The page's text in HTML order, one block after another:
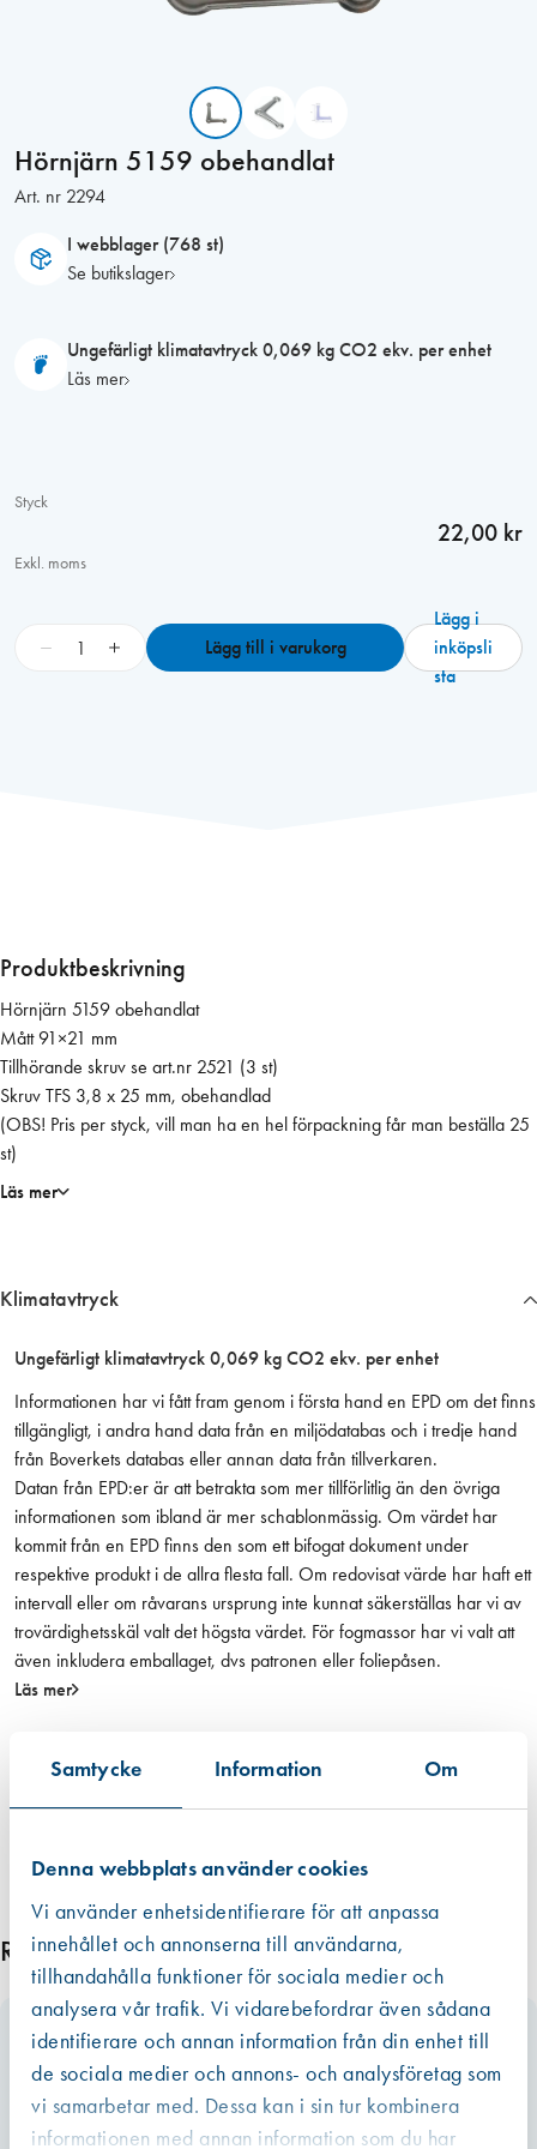
Samtycke Information Om
Denna webbplats använder cookies
Vi använder enhetsidentifierare för att anpassa
innehållet och annonserna till användarna,
tillhandahålla funktioner för sociala medier och
analysera vår trafik. Vi vidarebefordrar även sådana
identifierare och annan information från din enhet till
de sociala medier och annons- och analysföretag som
vi samarbetar med. Dessa kan i sin tur kombinera
informationen med annan information som du har
Hörnjärn 5159 obehandlat
Art. nr 2294
I webblager (768 st)
Se butikslager
Ungefärligt klimatavtryck 0,069 kg CO2 ekv. per enhet
Läs mer
Styck
22,00 kr
Exkl. moms
o
b
e
h
a
n
d
l
ä
g
+ Lägg till i varukorg
Lägg i
inköpsli
sta
Klimatavtryck
Ungefärligt klimatavtryck 0,069 kg CO2 ekv. per enhet
Informationen har vi fått fram genom i första hand en EPD om det finns
tillgängligt, i andra hand data från en miljödatabas och i tredje hand
från Boverkets databas eller annan data från tillverkaren.
Datan från EPD:er är att betrakta som mer tillförlitlig än den övriga
informationen som ibland är mer schablonmässig. Om värdet har
kommit från en EPD finns den som ett bifogat dokument under
respektive produkt i de allra flesta fall. Om redovisat värde har haft ett
intervall eller om råvarans ursprung inte kunnat säkerställas har vi av
trovärdighetsskäl valt det högsta värdet. För fogmassor har vi valt att
även inkludera emballaget, dvs patronen eller foliepåsen.
Läs mer
Produktbeskrivning
Hörnjärn 5159 obehandlat
Mått 91×21 mm
Tillhörande skruv se art.nr 2521 (3 st)
Skruv TFS 3,8 x 25 mm, obehandlad
(OBS! Pris per styck, vill man ha en hel förpackning får man beställa 25
st)
Läs mer
Relaterade produkter